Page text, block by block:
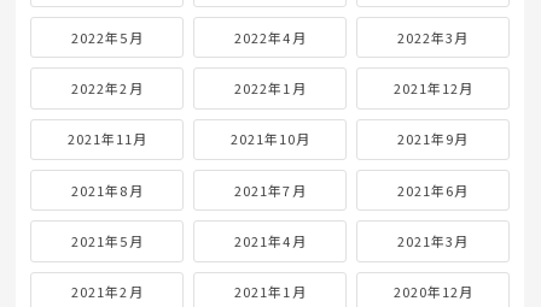
2022年5月 2022年4月 2022年3月
2022年2月 2022年1月 2021年12月
2021年11月 2021年10月 2021年9月
2021年8月 2021年7月 2021年6月
2021年5月 2021年4月 2021年3月
2021年2月 2021年1月 2020年12月